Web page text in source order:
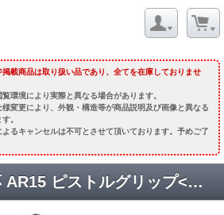
掲載商品は取り扱い品であり、全てを在庫しておりませ
環境により実際と異なる場合があります。
様変更により、外観・構造等が商品説明及び画像と異なる
。
よるキャンセルは不可とさせて頂いております。予めご了
各社M4 GBB対応 AR15 ピストルグリップ<スタンダード> [FD0309] [取寄]